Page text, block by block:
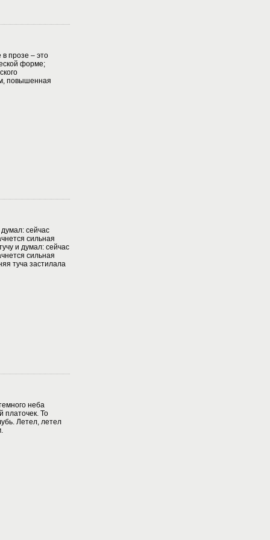
прозе – это
форме;
повышенная
сейчас
сильная
и думал: сейчас
сильная
туча застилала
неба
платочек. То
Летел, летел